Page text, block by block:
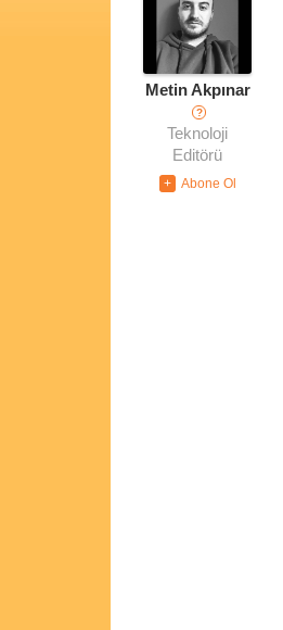
Metin Akpınar
?
Teknoloji
Editörü